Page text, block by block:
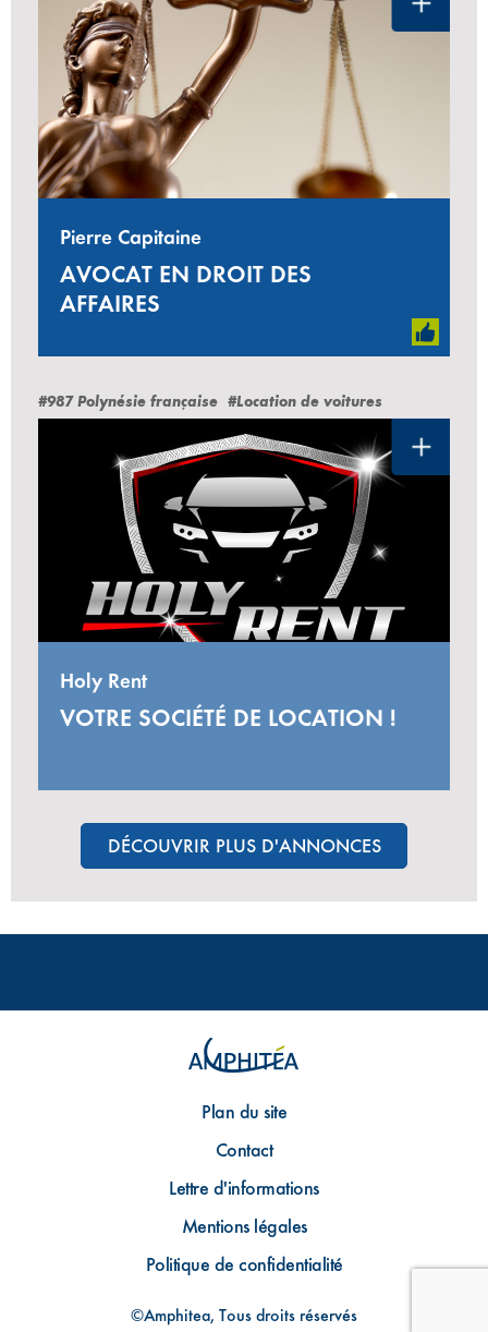
Pierre Capitaine
AVOCAT EN DROIT DES
AFFAIRES
#987 Polynésie française #Location de voitures
Holy Rent
VOTRE SOCIÉTÉ DE LOCATION !
DÉCOUVRIR PLUS D'ANNONCES
Plan du site
Contact
Lettre d'informations
Mentions légales
Politique de confidentialité
©Amphitea, Tous droits réservés